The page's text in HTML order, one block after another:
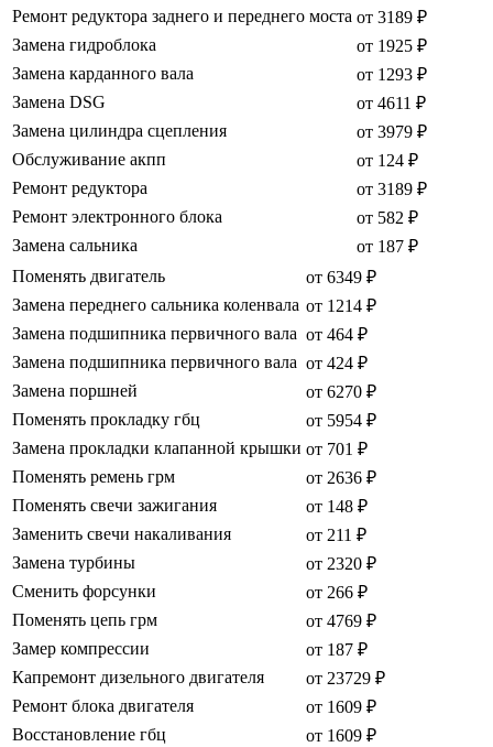
Ремонт редуктора заднего и переднего моста от 3189 ₽
Замена гидроблока
от 1925 ₽
Замена карданного вала
от 1293 ₽
Замена DSG
от 4611 ₽
Замена цилиндра сцепления
от 3979 ₽
Обслуживание акпп
от 124 ₽
Ремонт редуктора
от 3189 ₽
Ремонт электронного блока
от 582 ₽
Замена сальника
от 187 ₽
Поменять двигатель
от 6349 ₽
Замена переднего сальника коленвала от 1214 ₽
Замена подшипника первичного вала от 464 ₽
Замена подшипника первичного вала от 424 ₽
Замена поршней
от 6270 ₽
Поменять прокладку гбц
от 5954 ₽
Замена прокладки клапанной крышки от 701 ₽
Поменять ремень грм
от 2636 ₽
Поменять свечи зажигания
от 148 ₽
Заменить свечи накаливания
от 211 ₽
Замена турбины
от 2320 ₽
Сменить форсунки
от 266 ₽
Поменять цепь грм
от 4769 ₽
Замер компрессии
от 187 ₽
Капремонт дизельного двигателя
от 23729 ₽
Ремонт блока двигателя
от 1609 ₽
Восстановление гбц
от 1609 ₽